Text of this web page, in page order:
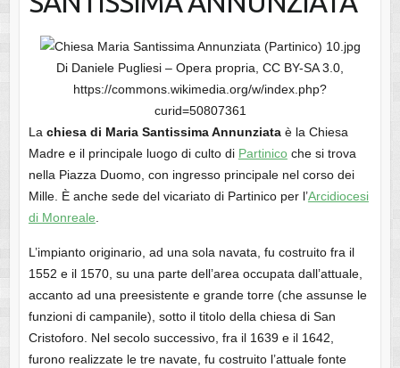
Di Daniele Pugliesi – Opera propria, CC BY-SA 3.0,
https://commons.wikimedia.org/w/index.php?
curid=50807361
La chiesa di Maria Santissima Annunziataè la Chiesa
Madre e il principale luogo di culto di Partinicoche si trova
nella Piazza Duomo, con ingresso principale nel corso dei
Mille. È anche sede del vicariato di Partinico per l’Arcidiocesi
di Monreale
L’impianto originario, ad una sola navata, fu costruito fra il
1552 e il 1570, su una parte dell’area occupata dall’attuale,
accanto ad una preesistente e grande torre (che assunse le
funzioni di campanile), sotto il titolo della chiesa di San
Cristoforo. Nel secolo successivo, fra il 1639 e il 1642,
furono realizzate le tre navate, fu costruito l’attuale fonte